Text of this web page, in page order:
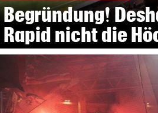
Begründung!
Rapid nicht die